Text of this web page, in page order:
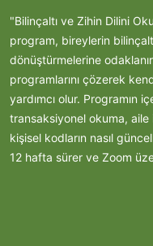
"Bilinçaltı ve Zihin Dilini
program, bireylerin
dönüştürmelerine
programlarını çözerek
yardımcı olur. Programın
transaksiyonel okuma,
kişisel kodların nasıl
12 hafta sürer ve Zoom